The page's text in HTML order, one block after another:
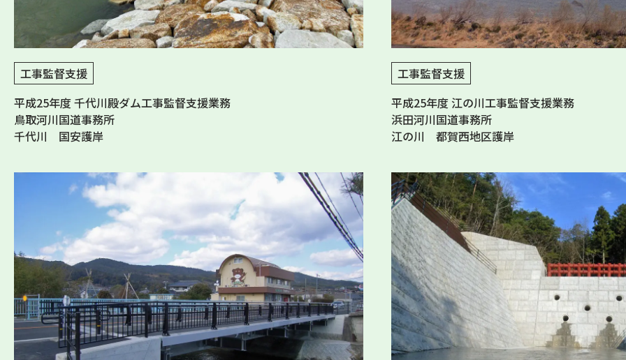
工事監督支援
平成25年度 千代川殿ダム工事監督支援業務
鳥取河川国道事務所
千代川 国安護岸
工事監督支援
平成25年度 江の川工事監督支援業務
浜田河川国道事務所
江の川 都賀西地区護岸